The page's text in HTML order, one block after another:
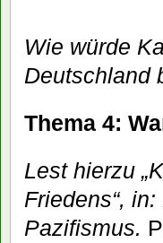
Wie würde
Deutschland
Thema 4:
Lest hierzu
Friedens“,
Pazifismus.